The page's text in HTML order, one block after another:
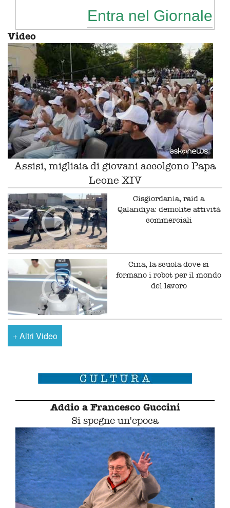
Entra nel Giornale
Video
Assisi, migliaia di giovani accolgono Papa
Leone XIV
Cisgiordania, raid a
Qalandiya: demolite attività
commerciali
Cina, la scuola dove si
formano i robot per il mondo
del lavoro
+Altri Video
Addio a Francesco Guccini
Si spegne un'epoca